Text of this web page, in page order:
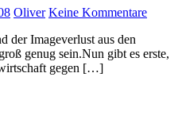
Oliver Keine Kommentare
der Imageverlust aus den
genug sein.Nun gibt es erste,
gegen […]